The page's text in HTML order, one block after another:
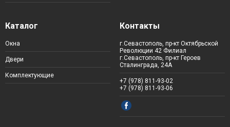
Каталог
Окна
Двери
Комплектующие
Контакты
г.Севастополь, пр-кт Октябрьской
Революции 42 Филиал
г.Севастополь, пр-кт Героев
Сталинграда, 24А
+7 (978) 811-93-02
+7 (978) 811-93-06